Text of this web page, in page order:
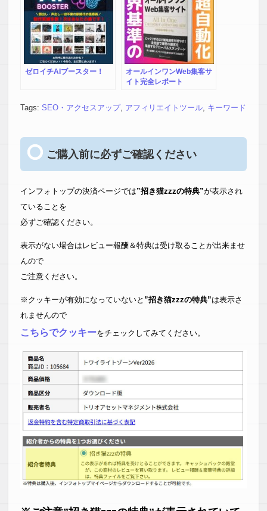
と思うくらいです。
これさえあればセールスレター通り、
お宝キーワードがすぐに見つかると思います。
後は自分の書くコンテンツを充実させるのに
じっくり時間をかけれると思います。
良い相棒として活躍してもらいたいと心底思います。
【Y.T 様】
思っていたより使いやすく
また関連ワードなども
これならキーワード選定の時間短縮にも
【T.T 様】
簡単に関連キーワードが
３階層まで抽出されるので、
キーワード選定のアイディアや
安いのも魅力でコスパは最強だと思います。
大変満足しております。
【O.Y 様】
まだ使用し始めたばかりですが、
とても使いやすく、
また有用なツールであると感じております。
キーワードを調べる時間が短縮され、
その分他の作業に時間を回す事が出来るので
非常にいいツールです。
使い方が難しくて、最初は戸惑いました。
早く使いこなせるようになりたいです！
ゼロイチAIブースター！
オールインワンWeb集客サ
イト完全レポート
Tags: SEO・アクセスアップ, アフィリエイトツール, キーワード
ご購入前に必ずご確認ください
インフォトップの決済ページでは”招き猫zzzの特典”が表示され
ていることを
必ずご確認ください。
表示がない場合はレビュー報酬＆特典は受け取ることが出来ませ
んので
ご注意ください。
※クッキーが有効になっていないと ”招き猫zzzの特典”は表示さ
れませんので
こちらでクッキーをチェックしてみてください。